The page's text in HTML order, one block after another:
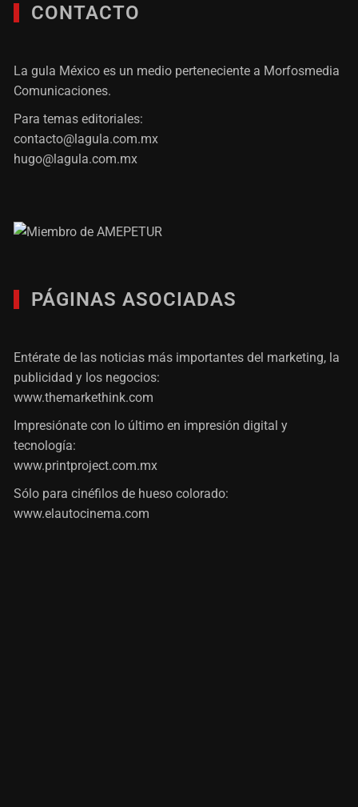
CONTACTO
La gula México es un medio perteneciente a Morfosmedia
Comunicaciones.
Para temas editoriales:
contacto@lagula.com.mx
hugo@lagula.com.mx
PÁGINAS ASOCIADAS
Entérate de las noticias más importantes del marketing, la
publicidad y los negocios:
www.themarkethink.com
Impresiónate con lo último en impresión digital y
tecnología:
www.printproject.com.mx
Sólo para cinéfilos de hueso colorado:
www.elautocinema.com